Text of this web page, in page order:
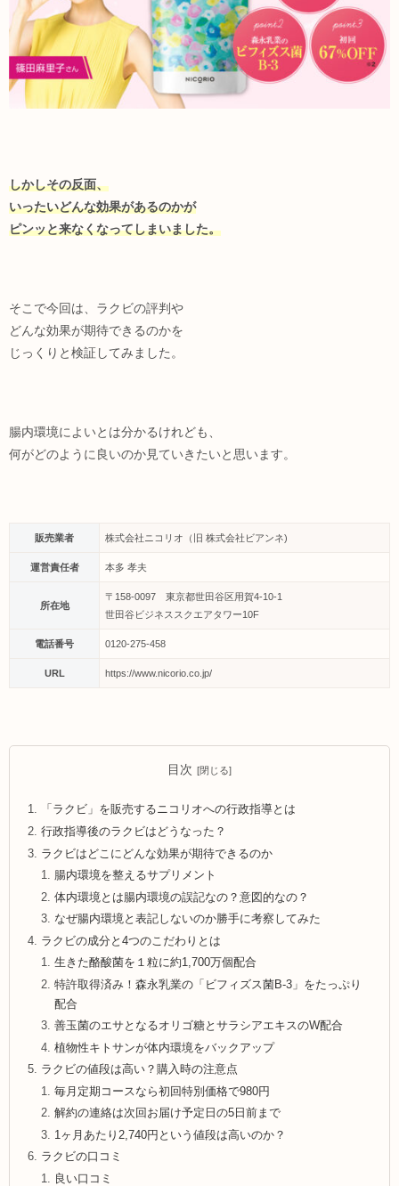
しかしその反面、
いったいどんな効果があるのかが
ピンッと来なくなってしまいました。
そこで今回は、ラクビの評判や
どんな効果が期待できるのかを
じっくりと検証してみました。
腸内環境によいとは分かるけれども、
何がどのように良いのか見ていきたいと思います。
販売業者 株式会社ニコリオ（旧 株式会社ビアンネ)
運営責任者 本多 孝夫
所在地
〒158-0097 東京都世田谷区用賀4-10-1
世田谷ビジネススクエアタワー10F
電話番号 0120-275-458
URL https://www.nicorio.co.jp/
目次
「ラクビ」を販売するニコリオへの行政指導とは
行政指導後のラクビはどうなった？
ラクビはどこにどんな効果が期待できるのか
腸内環境を整えるサプリメント
体内環境とは腸内環境の誤記なの？意図的なの？
なぜ腸内環境と表記しないのか勝手に考察してみた
ラクビの成分と4つのこだわりとは
生きた酪酸菌を１粒に約1,700万個配合
特許取得済み！森永乳業の「ビフィズス菌B-3」をたっぷり
配合
善玉菌のエサとなるオリゴ糖とサラシアエキスのW配合
植物性キトサンが体内環境をバックアップ
ラクビの値段は高い？購入時の注意点
毎月定期コースなら初回特別価格で980円
解約の連絡は次回お届け予定日の5日前まで
1ヶ月あたり2,740円という値段は高いのか？
ラクビの口コミ
良い口コミ